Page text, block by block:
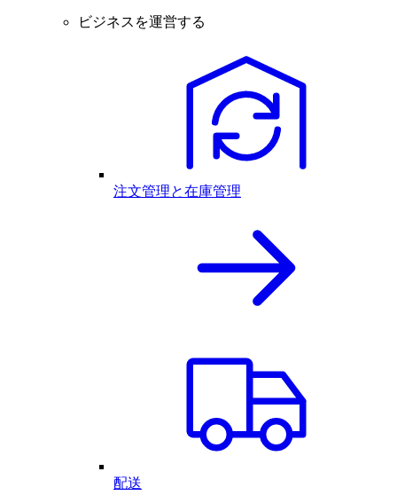
ビジネスを運営する
注文管理と在庫管理
配送